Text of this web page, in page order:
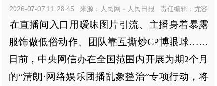
2026-07-07 11:28:45 来源：人民网－人民日报 责任编辑：尤容
在直播间入口用暧昧图片引流、主播身着暴露
服饰做低俗动作、团队靠互撕炒CP博眼球……
日前，中央网信办在全国范围内开展为期2个月
的“清朗·网络娱乐团播乱象整治”专项行动，将